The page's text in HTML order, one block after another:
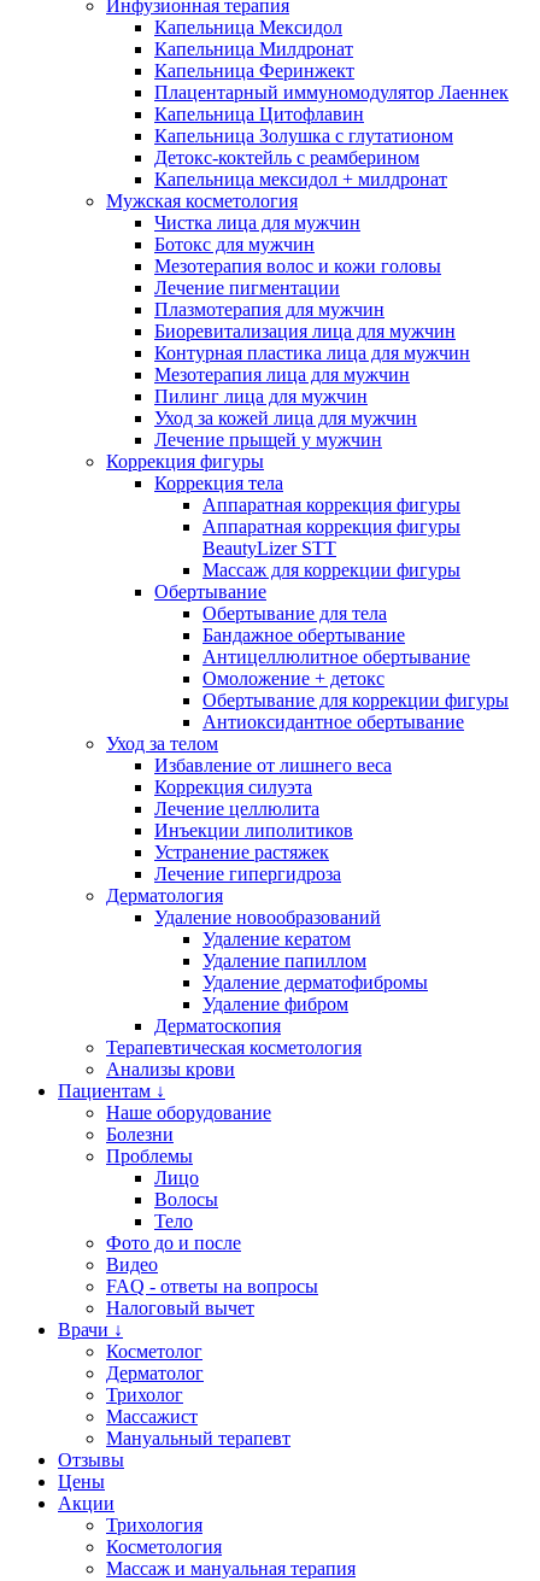
Инфузионная терапия
Капельница Мексидол
Капельница Милдронат
Капельница Феринжект
Плацентарный иммуномодулятор Лаеннек
Капельница Цитофлавин
Капельница Золушка с глутатионом
Детокс-коктейль с реамберином
Капельница мексидол + милдронат
Мужская косметология
Чистка лица для мужчин
Ботокс для мужчин
Мезотерапия волос и кожи головы
Лечение пигментации
Плазмотерапия для мужчин
Биоревитализация лица для мужчин
Контурная пластика лица для мужчин
Мезотерапия лица для мужчин
Пилинг лица для мужчин
Уход за кожей лица для мужчин
Лечение прыщей у мужчин
Коррекция фигуры
Коррекция тела
Аппаратная коррекция фигуры
Аппаратная коррекция фигуры
BeautyLizer STT
Массаж для коррекции фигуры
Обертывание
Обертывание для тела
Бандажное обертывание
Антицеллюлитное обертывание
Омоложение + детокс
Обертывание для коррекции фигуры
Антиоксидантное обертывание
Уход за телом
Избавление от лишнего веса
Коррекция силуэта
Лечение целлюлита
Инъекции липолитиков
Устранение растяжек
Лечение гипергидроза
Дерматология
Удаление новообразований
Удаление кератом
Удаление папиллом
Удаление дерматофибромы
Удаление фибром
Дерматоскопия
Терапевтическая косметология
Анализы крови
Пациентам ↓
Наше оборудование
Болезни
Проблемы
Лицо
Волосы
Тело
Фото до и после
Видео
FAQ - ответы на вопросы
Налоговый вычет
Врачи ↓
Косметолог
Дерматолог
Трихолог
Массажист
Мануальный терапевт
Отзывы
Цены
Акции
Трихология
Косметология
Массаж и мануальная терапия